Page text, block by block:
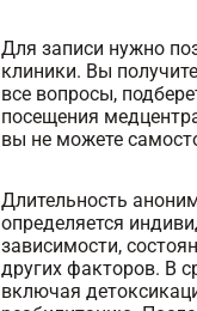
Для записи нужно
клиники. Вы
все вопросы,
посещения
вы не можете
Длительность
определяется
зависимости,
других факторов. В
включая